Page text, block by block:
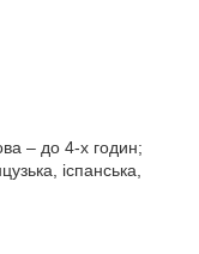
– до 4-х годин;
іспанська,